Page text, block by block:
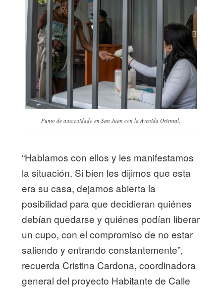
Punto de autocuidado en San Juan con la Avenida Oriental.
“Hablamos con ellos y les manifestamos
la situación. Si bien les dijimos que esta
era su casa, dejamos abierta la
posibilidad para que decidieran quiénes
debían quedarse y quiénes podían liberar
un cupo, con el compromiso de no estar
saliendo y entrando constantemente”,
recuerda Cristina Cardona, coordinadora
general del proyecto Habitante de Calle